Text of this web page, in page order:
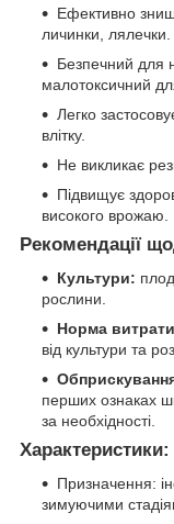
Ефективно
личинки, лялечки.
Безпечний для
малотоксичний
Легко
влітку.
Не викликає
Підвищує
високого врожаю.
Рекомендації
Культури:
рослини.
Норма
від культури та
перших ознаках
за необхідності.
Характеристики:
Призначення:
зимуючими